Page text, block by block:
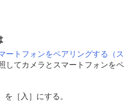
ートフォンをペアリングする（ ス
してカメラとスマートフォンをペ
を ［入］ にする。